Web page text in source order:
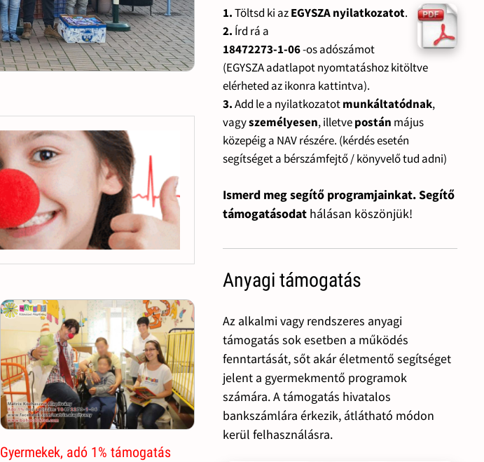
Gyermekek, adó 1% támogatás
1.Töltsd ki azEGYSZA nyilatkozatot.
2. Írd rá a
18472273-1-06-os adószámot
(EGYSZA adatlapot nyomtatáshoz kitöltve
elérheted az ikonra kattintva).
3.Add le a nyilatkozatotmunkáltatódnak,
vagyszemélyesen, illetvepostán május
közepéig a NAV részére. (kérdés esetén
segítséget a bérszámfejtő / könyvelő tud adni)
Ismerd meg segítő programjainkat. Segítő
támogatásodat hálásan köszönjük!
Anyagi támogatás
Az alkalmi vagy rendszeres anyagi
támogatás sok esetben a működés
fenntartását, sőt akár életmentő segítséget
jelent a gyermekmentő programok
számára. A támogatás hivatalos
bankszámlára érkezik, átlátható módon
kerül felhasználásra.